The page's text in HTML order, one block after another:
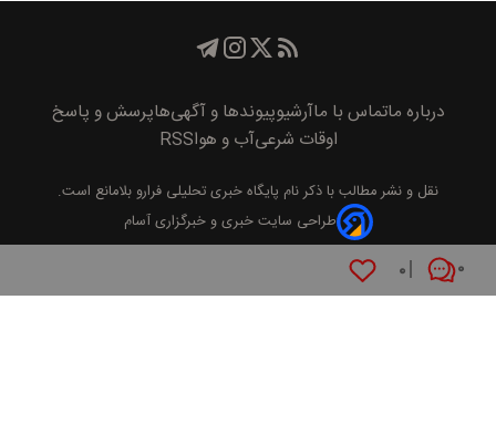
۰ ۰
درباره ماتماس با ماآرشیوپیوند‌ها و آگهی‌هاپرسش و پاسخ
اوقات شرعیآب و هواRSS
نقل و نشر مطالب با ذکر نام پايگاه خبری تحليلی فرارو بلامانع است.
طراحی سایت خبری و خبرگزاری آسام